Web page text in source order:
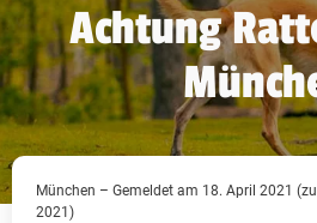
Achtung
München – Gemeldet am 18. April 2021
2021)